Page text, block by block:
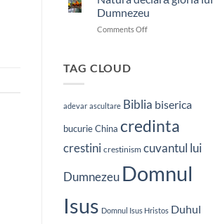
care
ești
în
Dumnezeu
Comments Offon
TAG CLOUD
adevar ascultare Biblia biserica
bucurie China credinta
crestini crestinism cuvantul lui
Dumnezeu Domnul
Isus Domnul Isus Hristos Duhul